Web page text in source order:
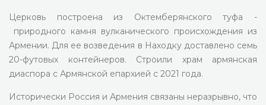
Церковь построена из Октемберянского туфа -
природного камня вулканического происхождения из
Армении. Для ее возведения в Находку доставлено семь
20-футовых контейнеров. Строили храм армянская
диаспора с Армянской епархией с 2021 года.
Исторически Россия и Армения связаны неразрывно, что